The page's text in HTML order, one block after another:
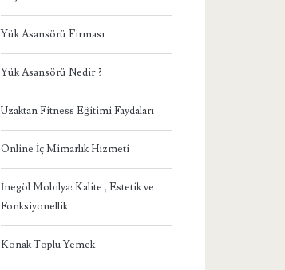
Yük Asansörü Firması
Yük Asansörü Nedir ?
Uzaktan Fitness Eğitimi Faydaları
Online İç Mimarlık Hizmeti
İnegöl Mobilya: Kalite , Estetik ve
Fonksiyonellik
Konak Toplu Yemek